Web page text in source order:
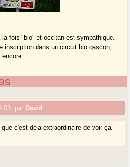
la fois "bio" et occitan est sympathique.
inscription dans un circuit bio gascon,
encore...
par David
c’est déja extraordinaire de voir ça.